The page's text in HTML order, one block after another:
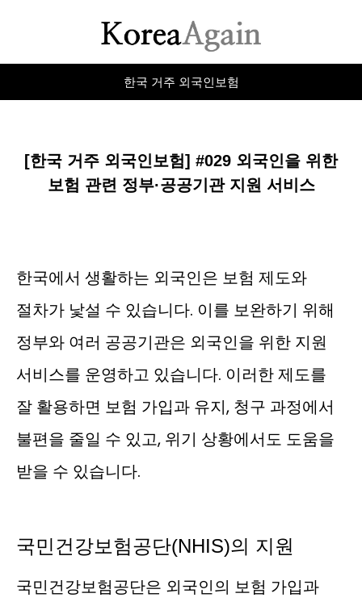
한국 거주 외국인보험
[한국 거주 외국인보험] #029 외국인을 위한
보험 관련 정부·공공기관 지원 서비스
한국에서 생활하는 외국인은 보험 제도와
절차가 낯설 수 있습니다. 이를 보완하기 위해
정부와 여러 공공기관은 외국인을 위한 지원
서비스를 운영하고 있습니다. 이러한 제도를
잘 활용하면 보험 가입과 유지, 청구 과정에서
불편을 줄일 수 있고, 위기 상황에서도 도움을
받을 수 있습니다.
국민건강보험공단(NHIS)의 지원
국민건강보험공단은 외국인의 보험 가입과